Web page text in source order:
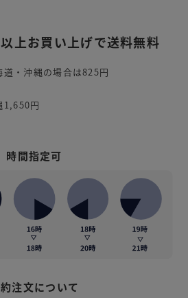
以上お買い上げで送料無料
・沖縄の場合は825円
1,650円
時間指定可
注文について